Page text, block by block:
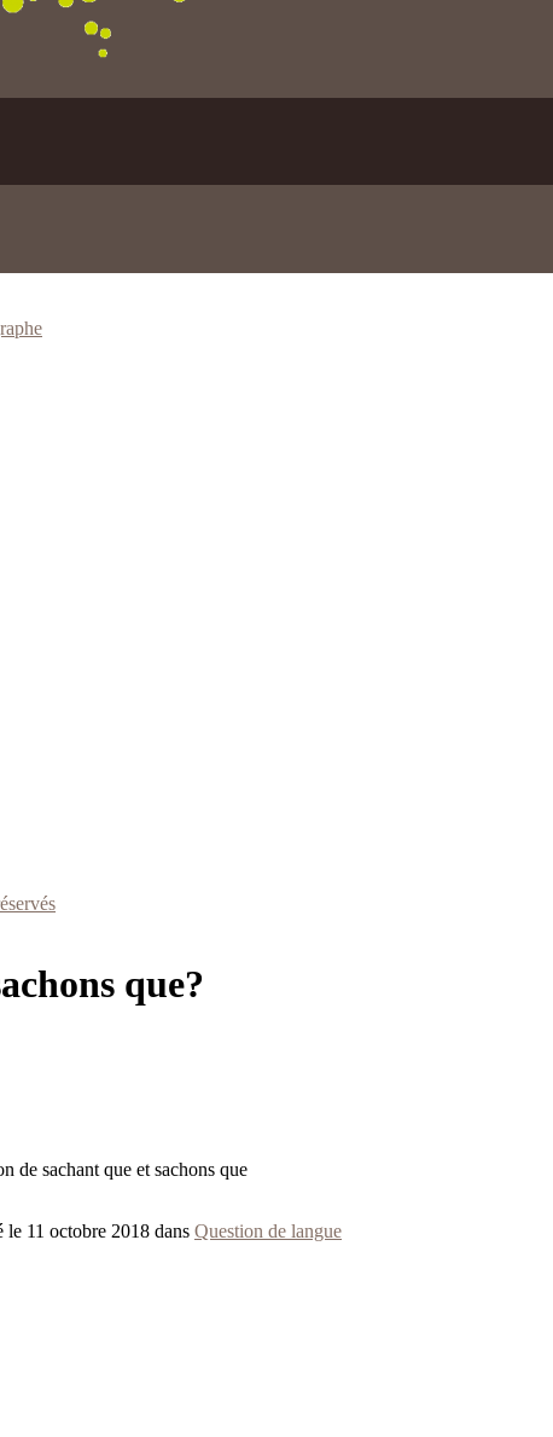
que?
de sachant que et sachons que
le 11 octobre 2018 dans Question de langue